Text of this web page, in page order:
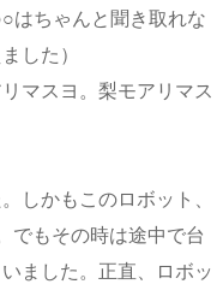
はちゃんと聞き取れな
した）
マスヨ。梨モアリマス
しかもこのロボット、
でもその時は途中で台
ました。正直、ロボッ